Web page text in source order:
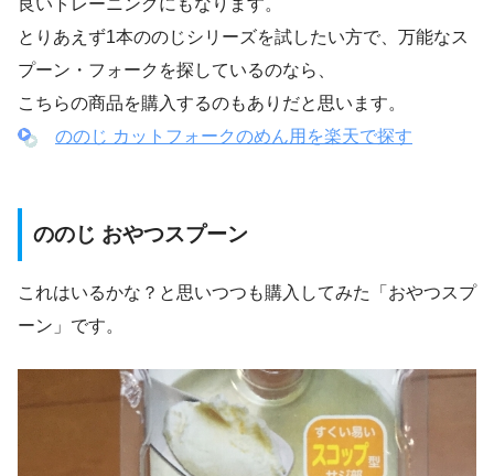
良いトレーニングにもなります。
とりあえず1本ののじシリーズを試したい方で、万能なス
プーン・フォークを探しているのなら、
こちらの商品を購入するのもありだと思います。
ののじ カットフォークのめん用を楽天で探す
ののじ おやつスプーン
これはいるかな？と思いつつも購入してみた「おやつスプ
ーン」です。